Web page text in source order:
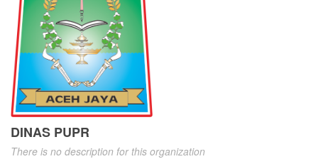
DINAS PUPR
There is no description for this organization